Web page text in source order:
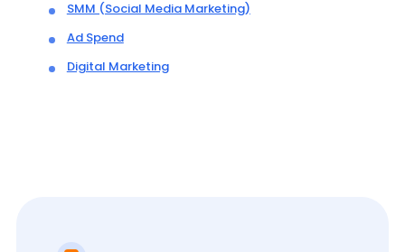
SMM (Social Media Marketing)
Ad Spend
Digital Marketing